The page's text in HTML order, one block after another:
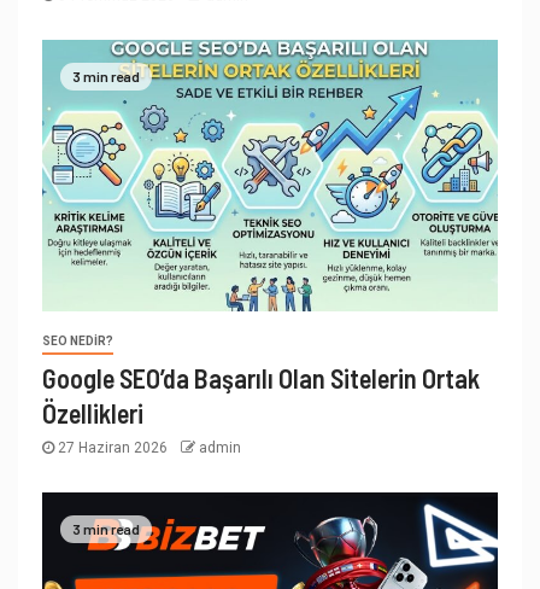
3 min read
SEO NEDIR?
Google SEO’da Başarılı Olan Sitelerin Ortak
Özellikleri
27 Haziran 2026 admin
3 min read